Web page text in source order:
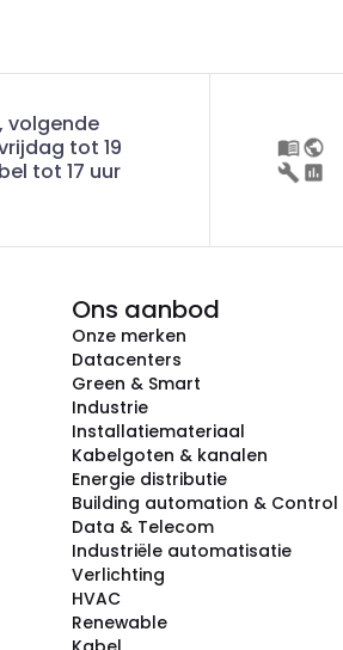
volgende
tot 19
tot 17 uur
Ons aanbod
Onze merken
Datacenters
Green & Smart
Industrie
Installatiemateriaal
Kabelgoten & kanalen
Energie distributie
Building automation & Control
Data & Telecom
Industriële automatisatie
Verlichting
HVAC
Renewable